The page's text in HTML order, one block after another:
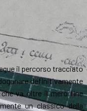
il percorso tracciato
definitivamente
che va oltre il mero fine
un classico della